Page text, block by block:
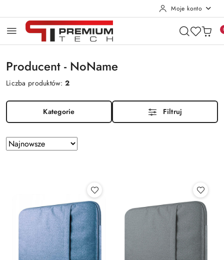
Moje konto
Producent - NoName
Liczba produktów:2
Kategorie Filtruj
Zastosowano
sortowanie:
Sortuj
według